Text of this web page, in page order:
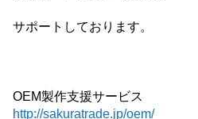
サポートしております。
OEM製作支援サービス
http://sakuratrade.jp/oem/